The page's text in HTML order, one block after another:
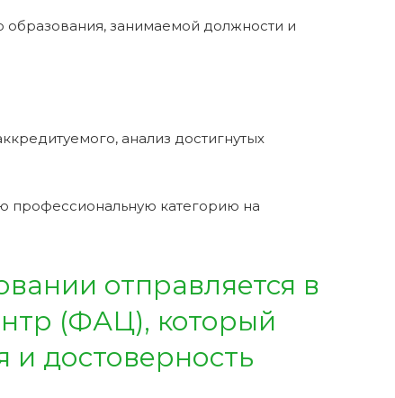
образования, занимаемой должности и
анализ достигнутых
профессиональную категорию на
отправляется в
(ФАЦ), который
и достоверность